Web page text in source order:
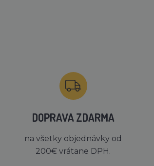
DOPRAVA ZDARMA
na všetky objednávky od
200€ vrátane DPH.